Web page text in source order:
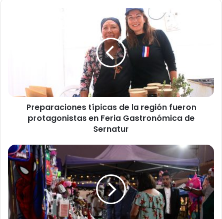
t
í
p
c
a
s
Preparaciones típicas de la región fueron
protagonistas en Feria Gastronómica de
Sernatur
G
o
b
e
r
n
a